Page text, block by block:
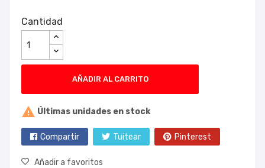
Cantidad
AÑADIR AL CARRITO
 Últimas unidades en stock
Compartir Tuitear Pinterest
Añadir a favoritos